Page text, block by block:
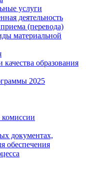
услуги
деятельность
(перевода)
материальной
образования
2025
документах,
обеспечения